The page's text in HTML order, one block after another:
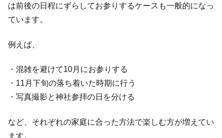
は前後の日程にずらしてお参りするケースも一般的になっ
ています。
例えば、
・混雑を避けて10月にお参りする
・11月下旬の落ち着いた時期に行う
・写真撮影と神社参拝の日を分ける
など、それぞれの家庭に合った方法で楽しむ方が増えてい
ます。